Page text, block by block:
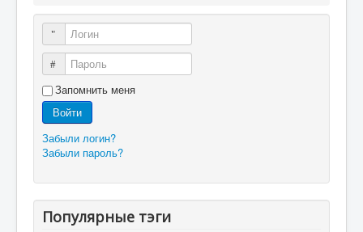
Логин
Пароль
Запомнить меня
Войти
Забыли логин?
Забыли пароль?
Популярные тэги